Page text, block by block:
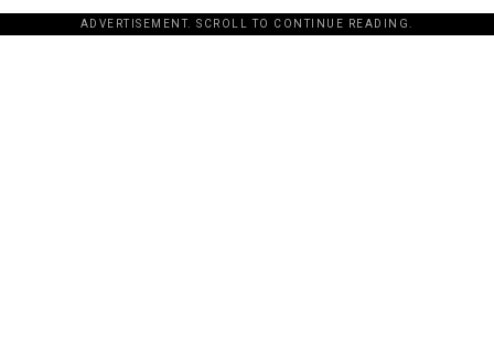
ADVERTISEMENT. SCROLL TO CONTINUE READING.